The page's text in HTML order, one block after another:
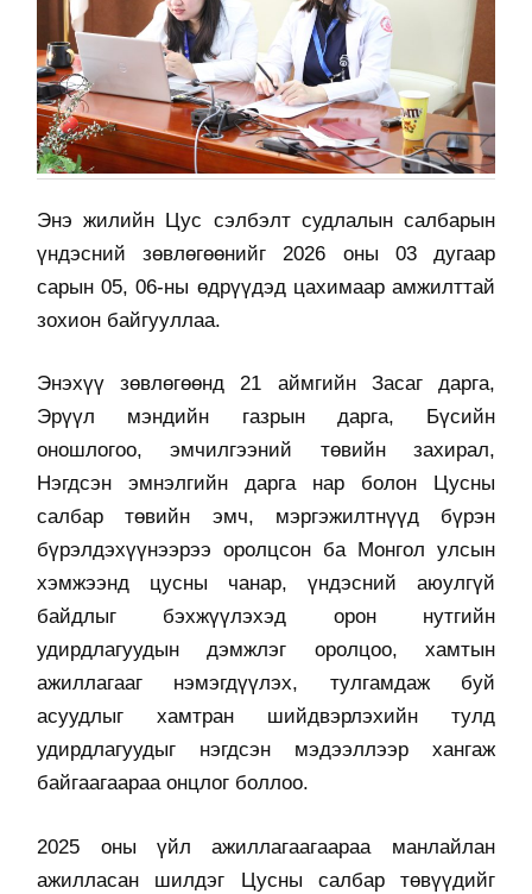
Энэ жилийн Цус сэлбэлт судлалын салбарын
үндэсний зөвлөгөөнийг 2026 оны 03 дугаар
сарын 05, 06-ны өдрүүдэд цахимаар амжилттай
зохион байгууллаа.
Энэхүү зөвлөгөөнд 21 аймгийн Засаг дарга,
Эрүүл мэндийн газрын дарга, Бүсийн
оношлогоо, эмчилгээний төвийн захирал,
Нэгдсэн эмнэлгийн дарга нар болон Цусны
салбар төвийн эмч, мэргэжилтнүүд бүрэн
бүрэлдэхүүнээрээ оролцсон ба Монгол улсын
хэмжээнд цусны чанар, үндэсний аюулгүй
байдлыг бэхжүүлэхэд орон нутгийн
удирдлагуудын дэмжлэг оролцоо, хамтын
ажиллагааг нэмэгдүүлэх, тулгамдаж буй
асуудлыг хамтран шийдвэрлэхийн тулд
удирдлагуудыг нэгдсэн мэдээллээр хангаж
байгаагаараа онцлог боллоо.
2025 оны үйл ажиллагаагаараа манлайлан
ажилласан шилдэг Цусны салбар төвүүдийг